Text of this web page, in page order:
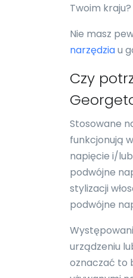
Twoim
Nie masz
narzędziau
Czy
Stosowane
funkcjonują
napięcie i/
podwójne
stylizacji
podwójne
urządzeniu
oznaczać to